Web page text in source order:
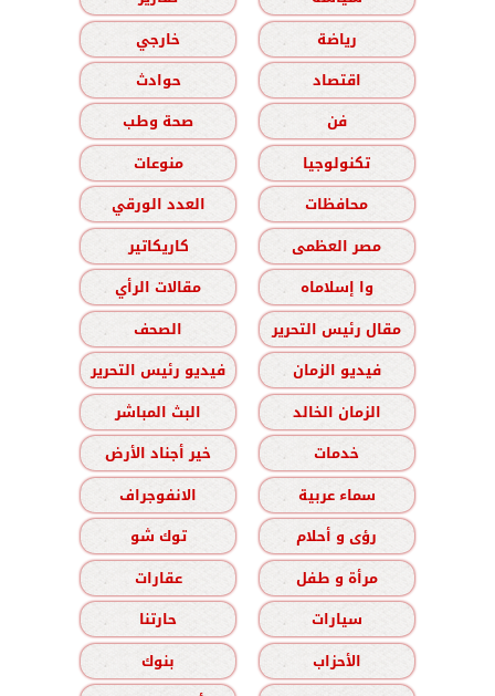
رياضة
خارجي
اقتصاد
حوادث
فن
صحة وطب
تكنولوجيا
منوعات
محافظات
العدد الورقي
مصر العظمى
كاريكاتير
وا إسلاماه
مقالات الرأي
مقال رئيس التحرير
الصحف
فيديو الزمان
فيديو رئيس التحرير
الزمان الخالد
البث المباشر
خدمات
خير أجناد الأرض
سماء عربية
الانفوجراف
رؤى و أحلام
توك شو
مرأة و طفل
عقارات
سيارات
حارتنا
الأحزاب
بنوك